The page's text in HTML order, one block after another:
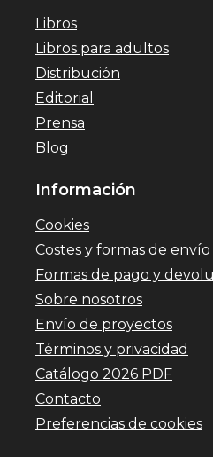
Libros
Libros para adultos
Distribución
Editorial
Prensa
Blog
Información
Cookies
Costes y formas de envío
Formas de pago y
Sobre nosotros
Envío de proyectos
Términos y privacidad
Catálogo 2026 PDF
Contacto
Preferencias de cookies